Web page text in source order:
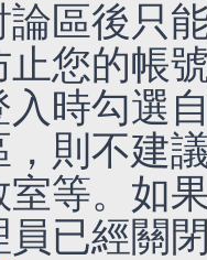
論區後只
止您的帳
入時勾選
，則不建
室等。如
員已經關